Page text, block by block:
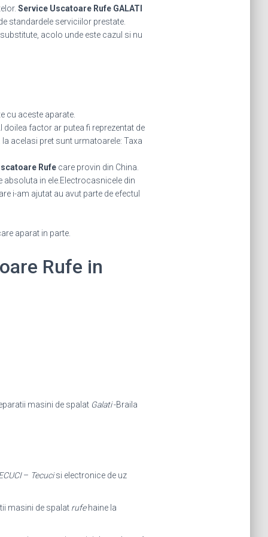
Service Uscatoare Rufe GALATI
standardele serviciilor prestate.
acolo unde este cazul si nu
cu aceste aparate.
factor ar putea fi reprezentat de
acelasi pret sunt urmatoarele: Taxa
Rufecare provin din China.
in ele.Electrocasnicele din
i-am ajutat au avut parte de efectul
aparat in parte.
Rufe in
masini de spalat Galati-Braila
– Tecucisi electronice de uz
masini de spalat rufehaine la